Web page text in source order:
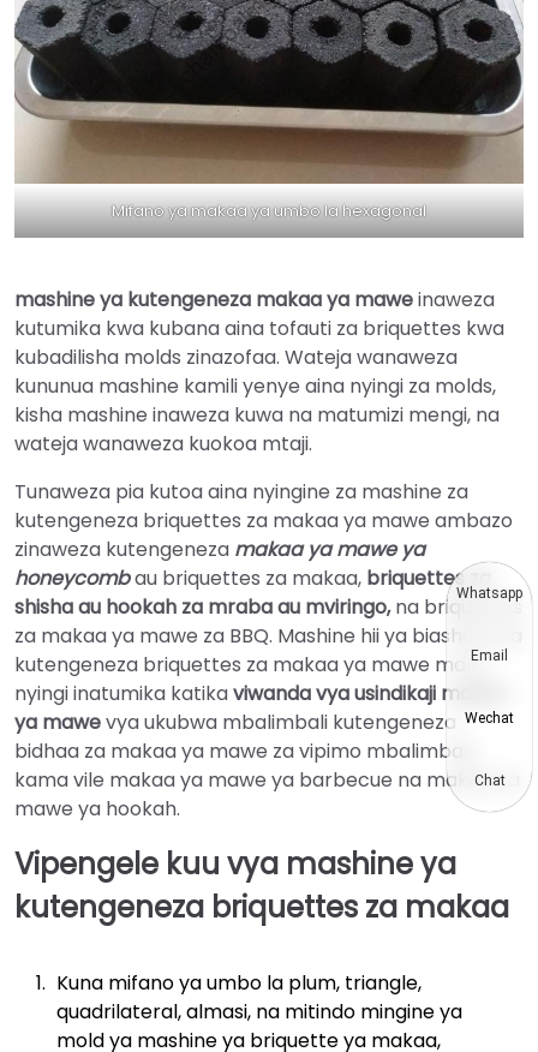
Mifano ya makaa ya umbo la hexagonal
mashine ya kutengeneza makaa ya maweinaweza
kutumika kwa kubana aina tofauti za briquettes kwa
kubadilisha molds zinazofaa. Wateja wanaweza
kununua mashine kamili yenye aina nyingi za molds,
kisha mashine inaweza kuwa na matumizi mengi, na
wateja wanaweza kuokoa mtaji.
Tunaweza pia kutoa aina nyingine za mashine za
kutengeneza briquettes za makaa ya mawe ambazo
zinaweza kutengeneza makaa ya mawe ya
honeycombau briquettes za makaa, briquettes za
shisha au hookah za mraba au mviringo,na briquettes
za makaa ya mawe za BBQ. Mashine hii ya biashara ya
kutengeneza briquettes za makaa ya mawe mara
nyingi inatumika katikaviwanda vya usindikaji makaa
ya mawevya ukubwa mbalimbali kutengeneza
bidhaa za makaa ya mawe za vipimo mbalimbali,
kama vile makaa ya mawe ya barbecue na makaa ya
mawe ya hookah.
Vipengele kuu vya mashine ya
kutengeneza briquettes za makaa
Kuna mifano ya umbo la plum, triangle,
quadrilateral, almasi, na mitindo mingine ya
mold ya mashine ya briquette ya makaa,
Whatsapp
Email
Wechat
Chat